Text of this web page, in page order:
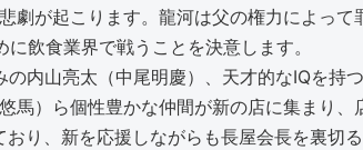
劇が起こります。龍河は父の権力によって
飲食業界で戦うことを決意します。
内山亮太（中尾明慶）、天才的なIQを持
）ら個性豊かな仲間が新の店に集まり、
り、新を応援しながらも長屋会長を裏切